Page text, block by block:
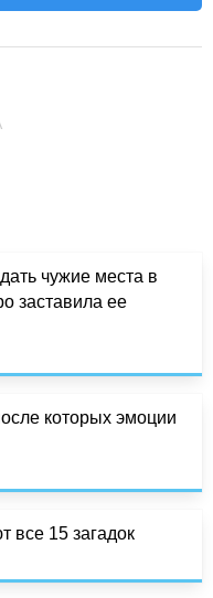
чужие места в
заставила ее
которых эмоции
все 15 загадок